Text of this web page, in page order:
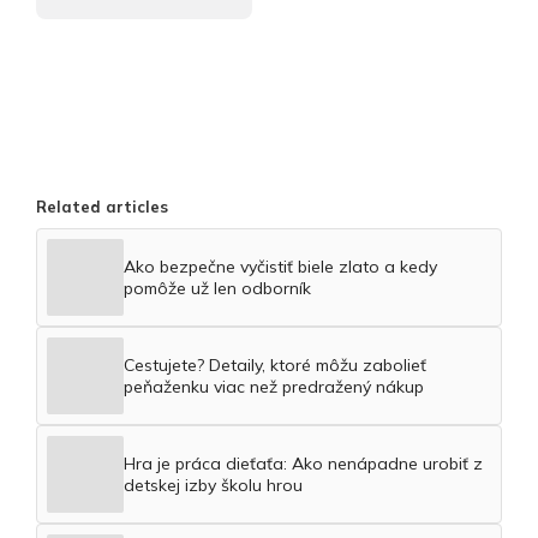
Related articles
Ako bezpečne vyčistiť biele zlato a kedy
pomôže už len odborník
Cestujete? Detaily, ktoré môžu zabolieť
peňaženku viac než predražený nákup
Hra je práca dieťaťa: Ako nenápadne urobiť z
detskej izby školu hrou